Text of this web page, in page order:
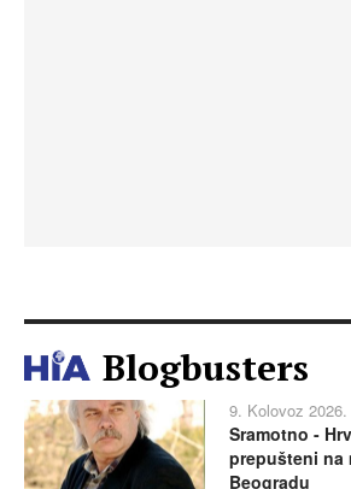
Blogbusters
9. Kolovoz 2026.
Sramotno -
prepušteni na
Beogradu